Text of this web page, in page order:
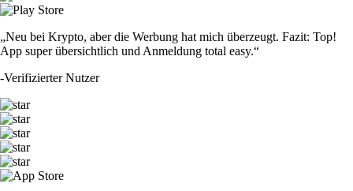
„Neu bei Krypto, aber die Werbung hat mich überzeugt. Fazit: Top!
App super übersichtlich und Anmeldung total easy.“
-Verifizierter Nutzer